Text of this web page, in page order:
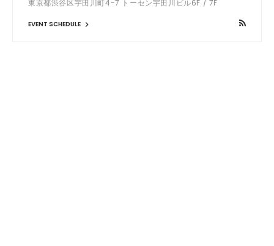
東京都渋谷区宇田川町4-7 トーセン宇田川ビル6F / 7F
EVENT SCHEDULE